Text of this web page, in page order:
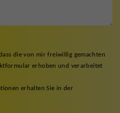
die von mir freiwillig gemachten
erhoben und verarbeitet
erhalten Sie in der